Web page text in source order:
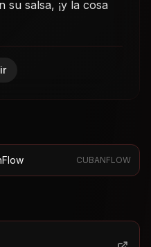
su salsa, ¡y la cosa
CUBANFLOW